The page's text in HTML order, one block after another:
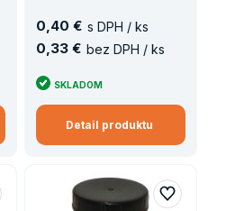
0,40 € s DPH / ks
0,33 € bez DPH / ks
SKLADOM
Detail produktu